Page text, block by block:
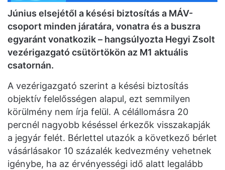
Június elsejétől a késési biztosítás a MÁV-
csoport minden járatára, vonatra és a buszra
egyaránt vonatkozik – hangsúlyozta Hegyi Zsolt
vezérigazgató csütörtökön az M1 aktuális
csatornán.
A vezérigazgató szerint a késési biztosítás
objektív felelősségen alapul, ezt semmilyen
körülmény nem írja felül. A célállomásra 20
percnél nagyobb késéssel érkezők visszakapják
a jegyár felét. Bérlettel utazók a következő bérlet
vásárlásakor 10 százalék kedvezmény vehetnek
igénybe, ha az érvényességi idő alatt legalább